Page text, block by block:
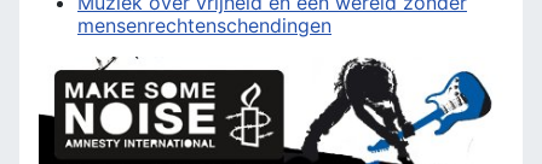
mensenrechtenschendingen